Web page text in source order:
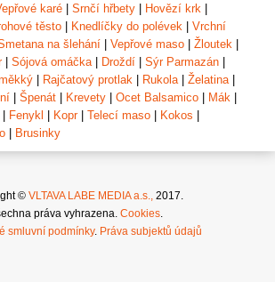
karé | Srnčí hřbety | Hovězí krk |
těsto | Knedlíčky do polévek | Vrchní
na šlehání | Vepřové maso | Žloutek |
| Sójová omáčka | Droždí | Sýr Parmazán |
| Rajčatový protlak | Rukola | Želatina |
| Špenát | Krevety | Ocet Balsamico | Mák |
| Fenykl | Kopr| Telecí maso | Kokos |
| Brusinky
© VLTAVA LABE MEDIA a.s.,
2017.
práva vyhrazena. Cookies
smluvní podmínky. Práva subjektů údajů